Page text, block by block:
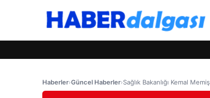
Haberler›Güncel Haberler›Sağlık Bakanlığı Kemal